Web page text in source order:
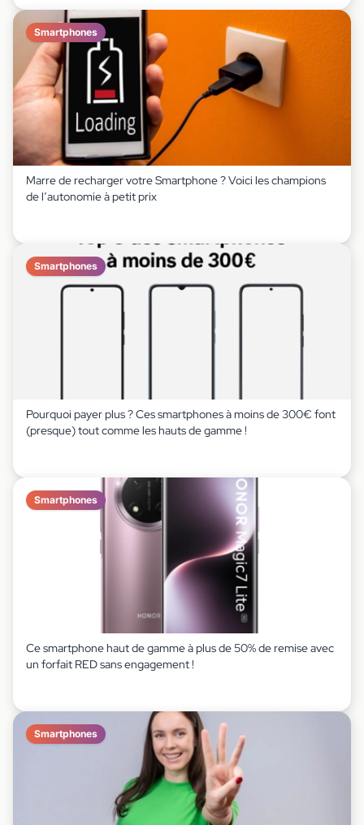
Smartphones
Marre de recharger votre Smartphone ? Voici les champions
de l’autonomie à petit prix
Smartphones
Pourquoi payer plus ? Ces smartphones à moins de 300€ font
(presque) tout comme les hauts de gamme !
Smartphones
Ce smartphone haut de gamme à plus de 50% de remise avec
un forfait RED sans engagement !
Smartphones